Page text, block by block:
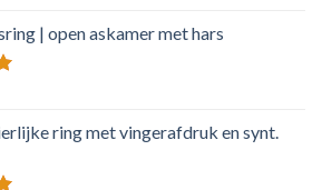
| open askamer met hars
ring met vingerafdruk en synt.